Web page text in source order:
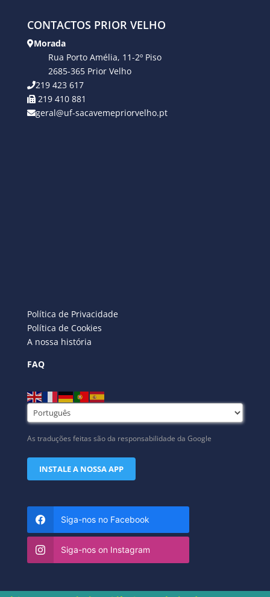
CONTACTOS PRIOR VELHO
Morada
Rua Porto Amélia, 11-2º Piso
2685-365 Prior Velho
219 423 617
219 410 881
geral@uf-sacavemepriorvelho.pt
Política de Privacidade
Política de Cookies
A nossa história
FAQ
As traduções feitas são da responsabilidade da Google
INSTALE A NOSSA APP
Siga-nos no Facebook
Siga-nos on Instagram